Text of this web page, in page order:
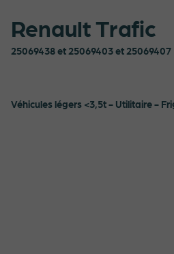
Renault Trafic
25069438 et 25069403 et 25069407
Véhicules légers <3,5t - Utilitaire -